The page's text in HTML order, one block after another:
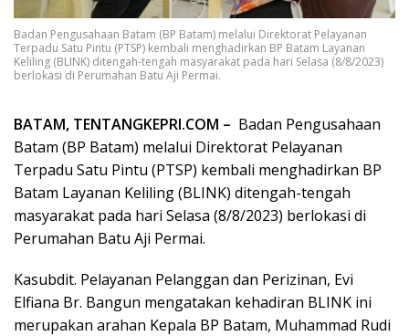
Badan Pengusahaan Batam (BP Batam) melalui Direktorat Pelayanan
Terpadu Satu Pintu (PTSP) kembali menghadirkan BP Batam Layanan
Keliling (BLINK) ditengah-tengah masyarakat pada hari Selasa (8/8/2023)
berlokasi di Perumahan Batu Aji Permai.
BATAM, TENTANGKEPRI.COM – Badan Pengusahaan
Batam (BP Batam) melalui Direktorat Pelayanan
Terpadu Satu Pintu (PTSP) kembali menghadirkan BP
Batam Layanan Keliling (BLINK) ditengah-tengah
masyarakat pada hari Selasa (8/8/2023) berlokasi di
Perumahan Batu Aji Permai.
Kasubdit. Pelayanan Pelanggan dan Perizinan, Evi
Elfiana Br. Bangun mengatakan kehadiran BLINK ini
merupakan arahan Kepala BP Batam, Muhammad Rudi